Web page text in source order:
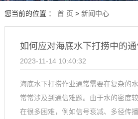
您当前的位置 ： 首 页 > 新闻中心
如何应对海底水下打捞中的通
2023-11-14 10:40:32
海底水下打捞作业通常需要在复杂的
常常涉及到通信难题。由于水的密度
在很多困难，例如信号衰减、多径传